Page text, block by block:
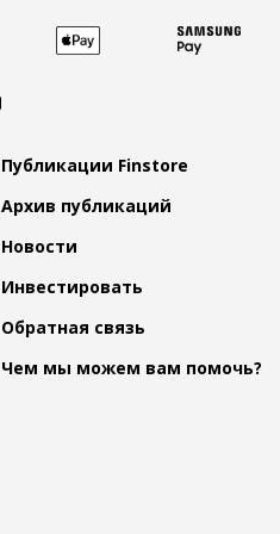
Публикации Finstore
Архив публикаций
Новости
Инвестировать
Обратная связь
Чем мы можем вам помочь?